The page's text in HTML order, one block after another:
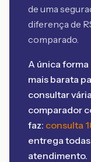
de uma
diferença de
comparado.
A única
mais barata
consultar
comparador
faz: consulta
entrega
atendimento.